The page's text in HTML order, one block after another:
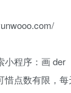
小程序：画 der
点数有限，每